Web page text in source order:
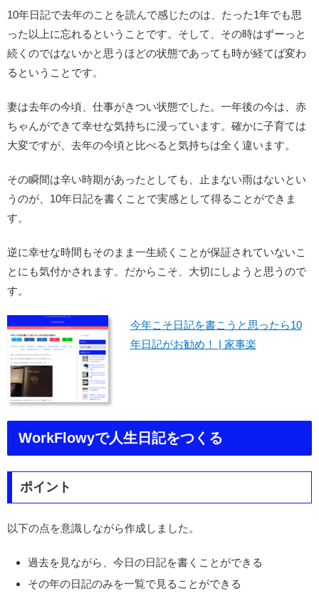
10年日記で去年のことを読んで感じたのは、たった1年でも思
った以上に忘れるということです。そして、その時はずーっと
続くのではないかと思うほどの状態であっても時が経てば変わ
るということです。
妻は去年の今頃、仕事がきつい状態でした。一年後の今は、赤
ちゃんができて幸せな気持ちに浸っています。確かに子育ては
大変ですが、去年の今頃と比べると気持ちは全く違います。
その瞬間は辛い時期があったとしても、止まない雨はないとい
うのが、10年日記を書くことで実感として得ることができま
す。
逆に幸せな時間もそのまま一生続くことが保証されていないこ
とにも気付かされます。だからこそ、大切にしようと思うので
す。
今年こそ日記を書こうと思ったら10
年日記がお勧め！ | 家事楽
WorkFlowyで人生日記をつくる
ポイント
以下の点を意識しながら作成しました。
過去を見ながら、今日の日記を書くことができる
その年の日記のみを一覧で見ることができる